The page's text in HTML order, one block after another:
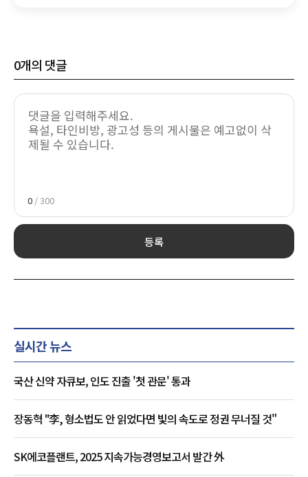
0개의 댓글
0 / 300
등록
실시간 뉴스
국산 신약 자큐보, 인도 진출 '첫 관문' 통과
장동혁 "李, 형소법도 안 읽었다면 빛의 속도로 정권 무너질 것"
SK에코플랜트, 2025 지속가능경영보고서 발간 外